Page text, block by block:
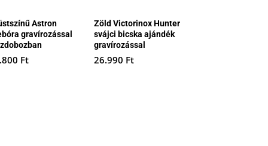
Astron
gravírozással
Ft
Zöld Victorinox Hunter
svájci bicska ajándék
gravírozással
26.990 Ft